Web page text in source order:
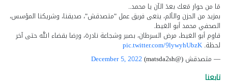
مَا من حوار مَعك بعدَ الآن يا محمد..
بمزيد من الحزن والألم، ينعى فريق عمل "متصدقش"، صديقنا، وشريكنا المؤسس،
الصحفي محمد أبو الغيط.
قاوم أبو الغيط، مرض السرطان، بصبر وشجاعة نادرة، ورضا بقضاء الله حتى آخر
لحظة. pic.twitter.com/9lywyhUbzK
— متصدقش (@matsda2sh)
December 5, 2022
تابعنا